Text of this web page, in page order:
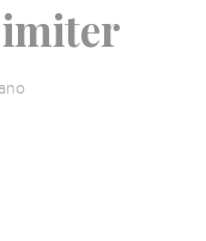
imiter